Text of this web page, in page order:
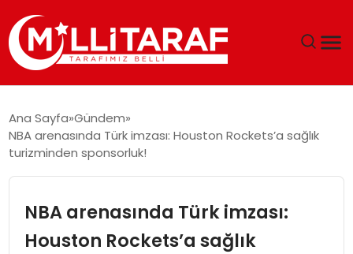
ÖZEL SAYFALAR
Ana Sayfa Gündem
NBA arenasında Türk imzası: Houston Rockets’a sağlık
turizminden sponsorluk!
NBA arenasında Türk imzası:
Houston Rockets’a sağlık